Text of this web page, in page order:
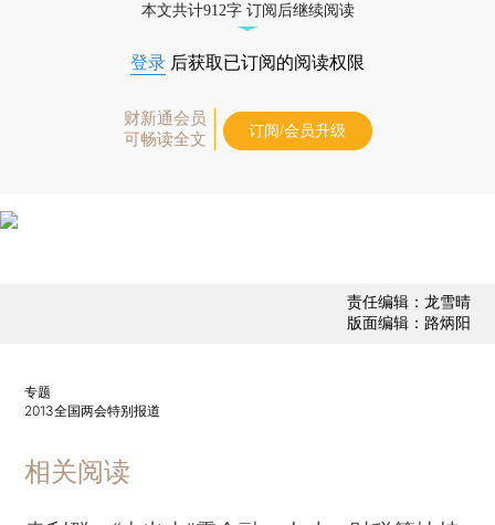
本文共计912字 订阅后继续阅读
登录 后获取已订阅的阅读权限
财新通会员
可畅读全文
订阅/会员升级
责任编辑：龙雪晴
版面编辑：路炳阳
专题
2013全国两会特别报道
相关阅读